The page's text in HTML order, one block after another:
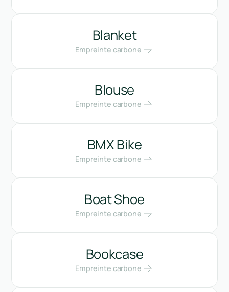
Blanket
Empreinte carbone
Blouse
Empreinte carbone
BMX Bike
Empreinte carbone
Boat Shoe
Empreinte carbone
Bookcase
Empreinte carbone